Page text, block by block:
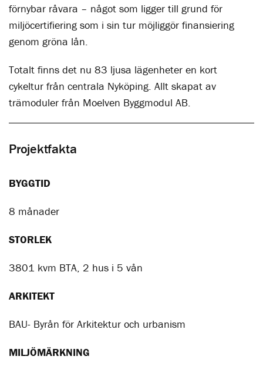
förnybar råvara – något som ligger till grund för
miljöcertifiering som i sin tur möjliggör finansiering
genom gröna lån.
Totalt finns det nu 83 ljusa lägenheter en kort
cykeltur från centrala Nyköping. Allt skapat av
trämoduler från Moelven Byggmodul AB.
Projektfakta
BYGGTID
8 månader
STORLEK
3801 kvm BTA, 2 hus i 5 vån
ARKITEKT
BAU- Byrån för Arkitektur och urbanism
MILJÖMÄRKNING